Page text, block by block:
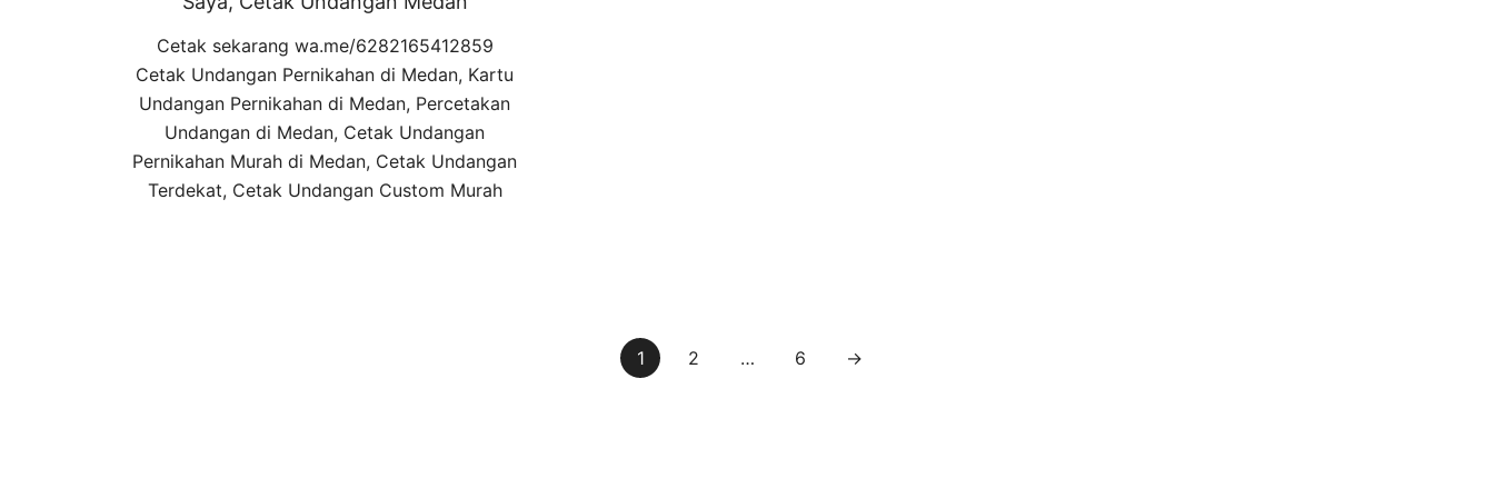
Cetak sekarang wa.me/6282165412859
Cetak Undangan Pernikahan di Medan, Kartu
Undangan Pernikahan di Medan, Percetakan
Undangan di Medan, Cetak Undangan
Pernikahan Murah di Medan, Cetak Undangan
Terdekat, Cetak Undangan Custom Murah
1 2 … 6 →